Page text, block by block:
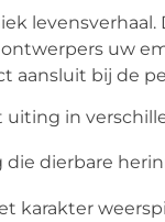
uw
bij de
in
die dierbare
karakter